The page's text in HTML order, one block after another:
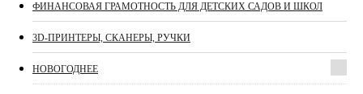
ФИНАНСОВАЯ ГРАМОТНОСТЬ ДЛЯ ДЕТСКИХ САДОВ И ШКОЛ
3D-ПРИНТЕРЫ, СКАНЕРЫ, РУЧКИ
НОВОГОДНЕЕ